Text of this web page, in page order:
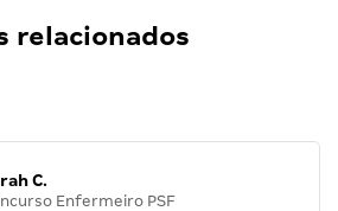
relacionados
C.
Enfermeiro PSF